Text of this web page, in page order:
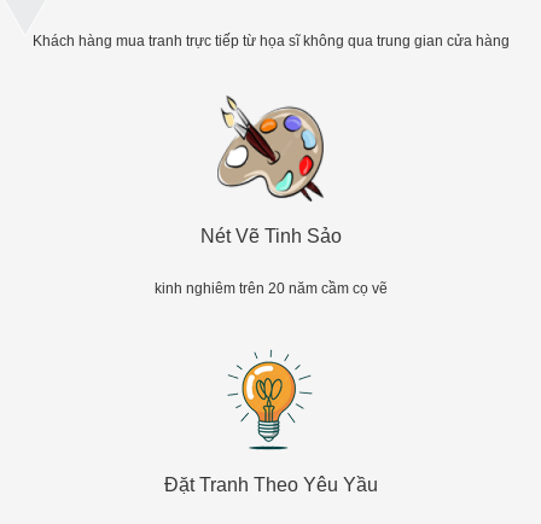
Khách hàng mua tranh trực tiếp từ họa sĩ không qua trung gian cửa hàng
Nét Vẽ Tinh Sảo
kinh nghiêm trên 20 năm cầm cọ vẽ
Đặt Tranh Theo Yêu Yầu